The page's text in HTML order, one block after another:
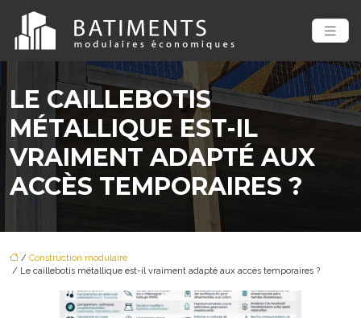
LE CAILLEBOTIS
MÉTALLIQUE EST-IL
VRAIMENT ADAPTÉ AUX
ACCÈS TEMPORAIRES ?
/ Construction modulaire
/ Le caillebotis métallique est-il vraiment adapté aux accès temporaires ?